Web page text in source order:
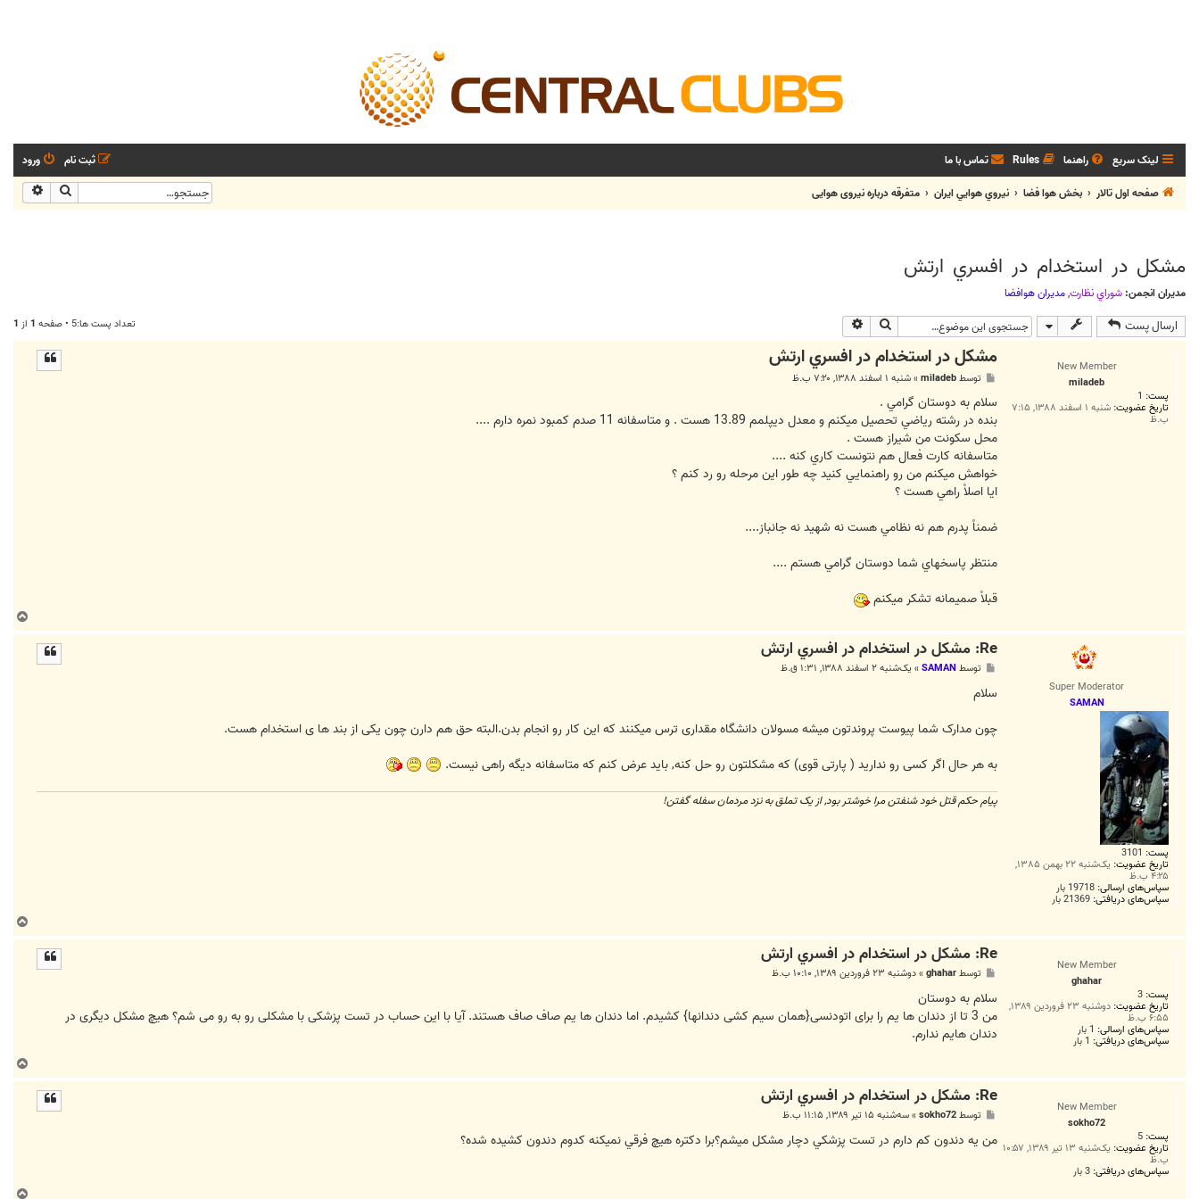
لینک سریع راهنما Rules تماس با ما ورود
ثبت نام
صفحه اول تالار
بخش هوا فضا نيروي هوايي ايران متفرقه درباره نیروی هوایی جستجو
مشكل در استخدام در افسري ارتش
مدیران انجمن: شوراي نظارت,مديران هوافضا
ارسال پست جستجو تعداد پست ها:5 • صفحه 1 از 1
New Member
miladeb
پست: 1
تاریخ عضویت: شنبه ۱ اسفند ۱۳۸۸, ۷:۱۵
ب.ظ
مشكل در استخدام در افسري ارتش
ت
توسطmiladeb
»شنبه ۱ اسفند ۱۳۸۸, ۷:۲۰ ب.ظ
سلام به دوستان گرامي .
بنده در رشته رياضي تحصيل ميكنم و معدل ديپلمم 13.89 هست . و متاسفانه 11 صدم كمبود نمره دارم ....
محل سكونت من شيراز هست .
متاسفانه كارت فعال هم نتونست كاري كنه ....
خواهش ميكنم من رو راهنمايي كنيد چه طور اين مرحله رو رد كنم ؟
ايا اصلاْ راهي هست ؟
ضمناْ پدرم هم نه نظامي هست نه شهيد نه جانباز....
منتظر پاسخهاي شما دوستان گرامي هستم ....
قبلاْ صميمانه تشكر ميكنم
ا
Super Moderator
SAMAN
پست: 3101
تاریخ عضویت: یک‌شنبه ۲۲ بهمن ۱۳۸۵,
۴:۲۵ ب.ظ
سپاس‌های ارسالی: 19718 بار
سپاس‌های دریافتی: 21369 بار
Re: مشكل در استخدام در افسري ارتش
ت
توسط SAMAN
» یک‌شنبه ۲ اسفند ۱۳۸۸, ۱:۳۱ ق.ظ
سلام
چون مدارک شما پیوست پروندتون میشه مسولان دانشگاه مقداری ترس میکنند که این کار رو انجام بدن.البته حق هم دارن چون یکی از بند ها ی استخدام هست.
به هر حال اگر کسی رو ندارید ( پارتی قوی) که مشکلتون رو حل کنه, باید عرض کنم که متاسفانه دیگه راهی نیست.
پیام حکم قتل خود شنفتن مرا خوشتر بود, از یک تملق به نزد مردمان سفله گفتن!
ا
New Member
ghahar
پست: 3
تاریخ عضویت: دوشنبه ۲۳ فروردین ۱۳۸۹,
۶:۵۵ ب.ظ
سپاس‌های ارسالی: 1 بار
سپاس‌های دریافتی: 1 بار
Re: مشكل در استخدام در افسري ارتش
ت
توسطghahar
»دوشنبه ۲۳ فروردین ۱۳۸۹, ۱۰:۱۰ ب.ظ
سلام به دوستان
من 3 تا از دندان ها یم را برای اتودنسی{همان سیم کشی دندانها} کشیدم. اما دندان ها یم صاف صاف هستند. آیا با این حساب در تست پزشکی با مشکلی رو به رو می شم؟ هیچ مشکل دیگری در
دندان هایم ندارم.
ا
New Member
sokho72
پست: 5
تاریخ عضویت: یک‌شنبه ۱۳ تیر ۱۳۸۹, ۱۰:۵۷
ب.ظ
سپاس‌های دریافتی: 3 بار
Re: مشكل در استخدام در افسري ارتش
ت
توسطsokho72
»سه‌شنبه ۱۵ تیر ۱۳۸۹, ۱۱:۱۵ ب.ظ
من يه دندون كم دارم در تست پزشكي دچار مشكل ميشم؟برا دكتره هيچ فرقي نميكنه كدوم دندون كشيده شده؟